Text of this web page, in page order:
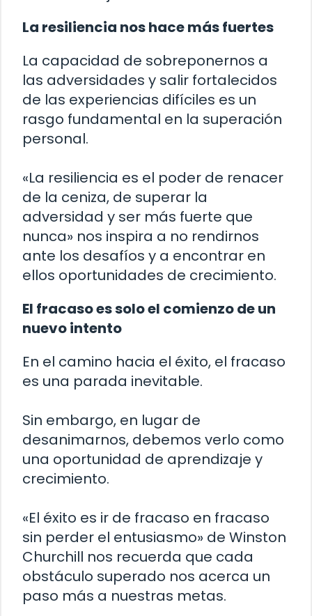
La resiliencia nos hace más fuertes
La capacidad de sobreponernos a
las adversidades y salir fortalecidos
de las experiencias difíciles es un
rasgo fundamental en la superación
personal.
«La resiliencia es el poder de renacer
de la ceniza, de superar la
adversidad y ser más fuerte que
nunca» nos inspira a no rendirnos
ante los desafíos y a encontrar en
ellos oportunidades de crecimiento.
El fracaso es solo el comienzo de un
nuevo intento
En el camino hacia el éxito, el fracaso
es una parada inevitable.
Sin embargo, en lugar de
desanimarnos, debemos verlo como
una oportunidad de aprendizaje y
crecimiento.
«El éxito es ir de fracaso en fracaso
sin perder el entusiasmo» de Winston
Churchill nos recuerda que cada
obstáculo superado nos acerca un
paso más a nuestras metas.